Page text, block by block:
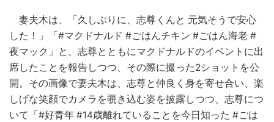
妻夫木は、「久しぶりに、志尊くんと 元気そうで安心
した！」「#マクドナルド #ごはんチキン #ごはん海老 #
夜マック」と、志尊とともにマクドナルドのイベントに出
席したことを報告しつつ、その際に撮った2ショットを公
開。その画像で妻夫木は、志尊と仲良く身を寄せ合い、楽
しげな笑顔でカメラを覗き込む姿を披露しつつ、志尊につ
いて「#好青年 #14歳離れていることを今日知った #ごは